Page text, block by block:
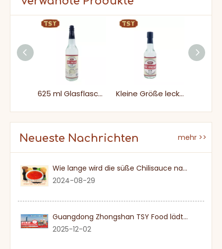
625 ml Glasflasche fermentiertes Kochen weißer Reisessig für Salat Kleine Größe lecker sauer weißer Reisessig für die asiatische Küche
Neueste Nachrichten mehr >>
Wie lange wird die süße Chilisauce nach einmal eröffnet?
2024-08-29
Guangdong Zhongshan TSY Food lädt Sie herzlich ein, die Dubai Gulfood Exhibition 2026 zu besuchen
2025-12-02